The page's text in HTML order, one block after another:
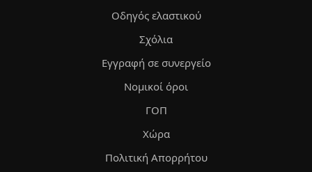
Οδηγός ελαστικού
Σχόλια
Εγγραφή σε συνεργείο
Νομικοί όροι
ΓΟΠ
Χώρα
Πολιτική Απορρήτου